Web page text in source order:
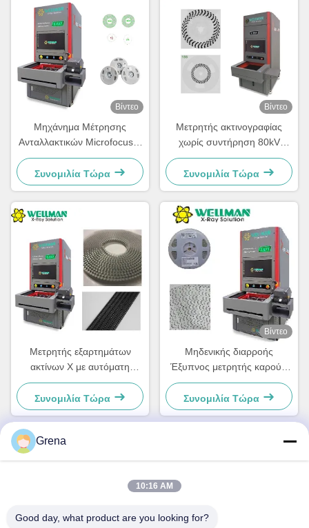
Βίντεο
Μηχάνημα Μέτρησης
Ανταλλακτικών Microfocus X
Ray 30μM Focal Spot 80kV
17" FPD
Συνομιλία Τώρα
Βίντεο
Μετρητής ακτινογραφίας
χωρίς συντήρηση 80kV
Κλειστού τύπου σωλήνα
ακτινογραφίας
Συνομιλία Τώρα
Μετρητής εξαρτημάτων
ακτίνων Χ με αυτόματη
σάρωση, λειτουργία
εκτύπωσης ετικετών και
συνδεδεμένος με το σύστημα
Συνομιλία Τώρα
Βίντεο
Μηδενικής διαρροής
Έξυπνος μετρητής καρούλι
ακτίνων Χ υψηλής ακρίβειας
με σωλήνα κλειστού τύπου
Συνομιλία Τώρα
Grena
10:16 AM
Good day, what product are you looking for?